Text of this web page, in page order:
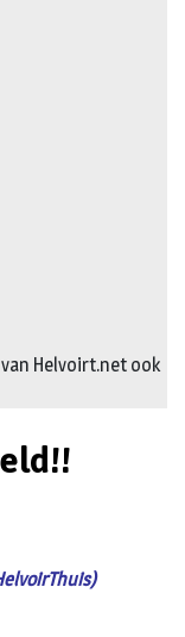
Helvoirt.net ook